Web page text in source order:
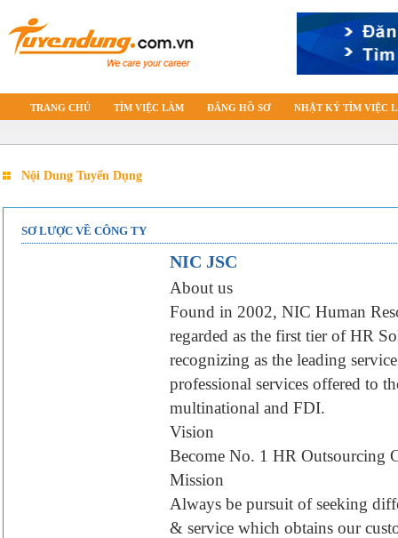
TRANG CHỦ TÌM VIỆC LÀM ĐĂNG HỒ SƠ NHẬT KÝ TÌM VIỆC
Nội Dung Tuyển Dụng
SƠ LƯỢC VỀ CÔNG TY
NIC JSC
About us
Found in 2002, NIC Human
regarded as the first tier of HR
recognizing as the leading
professional services offered to
multinational and FDI.
Vision
Become No. 1 HR Outsourcing
Mission
Always be pursuit of seeking
& service which obtains our